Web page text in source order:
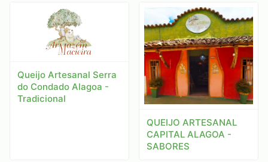
Queijo Artesanal Serra
do Condado Alagoa -
Tradicional
QUEIJO ARTESANAL
CAPITAL ALAGOA -
SABORES